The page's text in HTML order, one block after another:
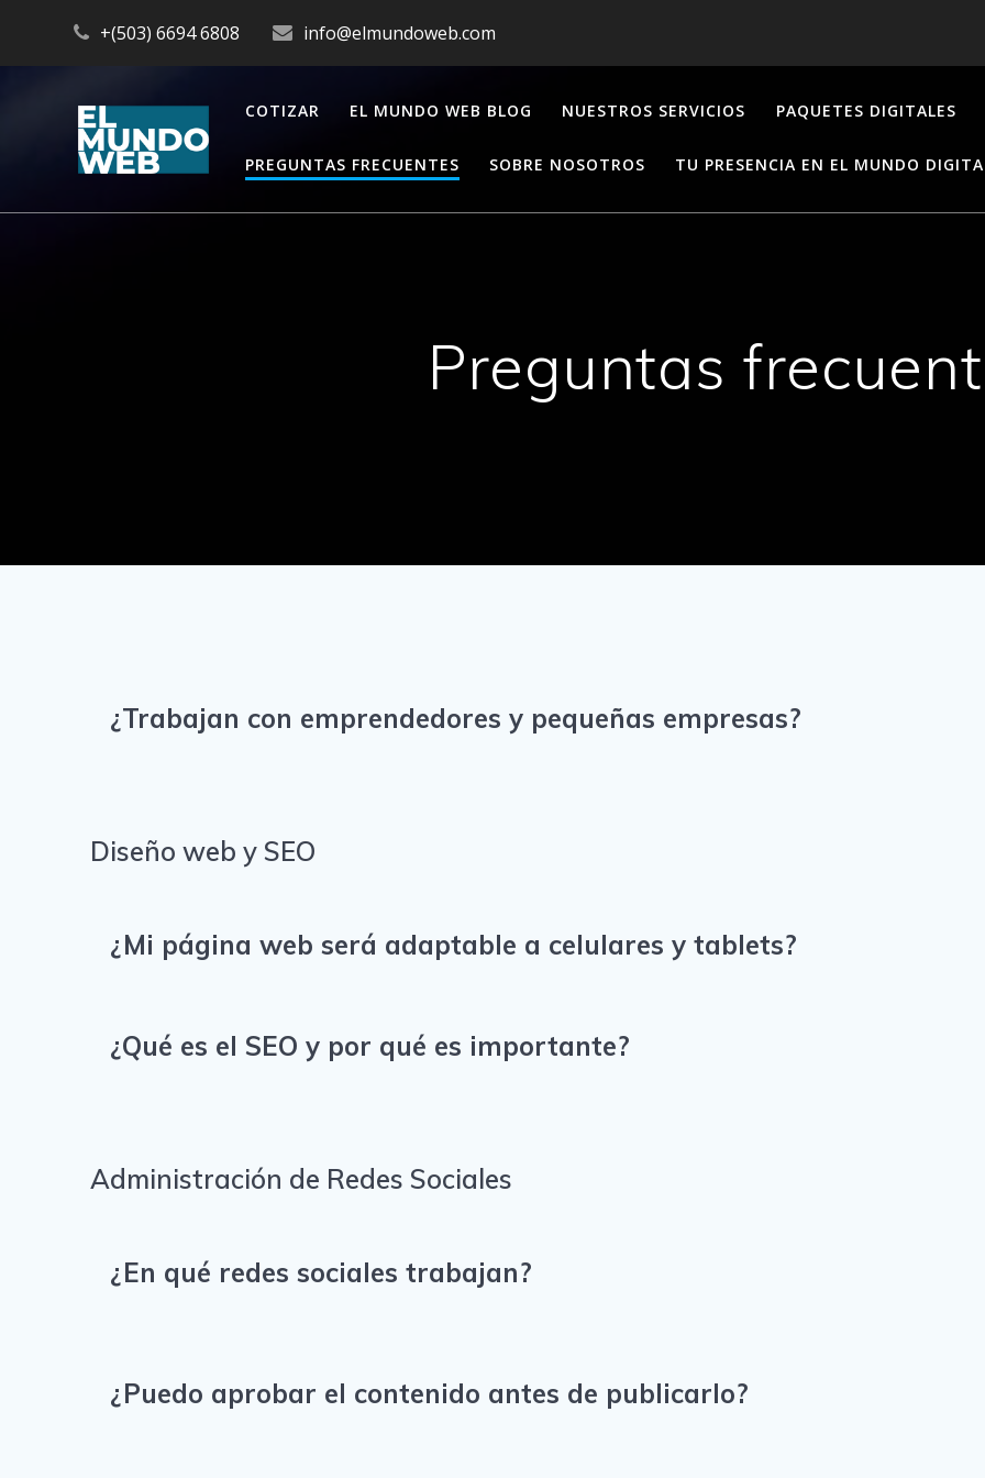
+(503) 6694 6808 info@elmundoweb.com
COTIZAR EL MUNDO WEB BLOG NUESTROS SERVICIOS PAQUETES DIGITALES
PREGUNTAS FRECUENTES SOBRE NOSOTROS TU PRESENCIA EN EL MUNDO
Preguntas
¿Trabajan con emprendedores y pequeñas empresas?
Diseño web y SEO
¿Mi página web será adaptable a celulares y tablets?
¿Qué es el SEO y por qué es importante?
Administración de Redes Sociales
¿En qué redes sociales trabajan?
¿Puedo aprobar el contenido antes de publicarlo?